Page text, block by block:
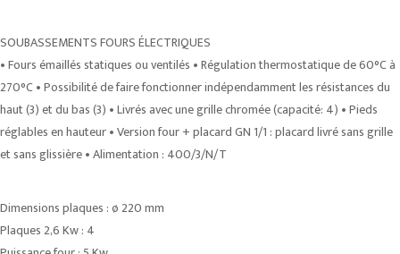
SOUBASSEMENTS FOURS ÉLECTRIQUES
• Fours émaillés statiques ou ventilés • Régulation thermostatique de 60°C à
270°C • Possibilité de faire fonctionner indépendamment les résistances du
haut (3) et du bas (3) • Livrés avec une grille chromée (capacité: 4) • Pieds
réglables en hauteur • Version four + placard GN 1/1 : placard livré sans grille
et sans glissière • Alimentation : 400/3/N/T
Dimensions plaques : ø 220 mm
Plaques 2,6 Kw : 4